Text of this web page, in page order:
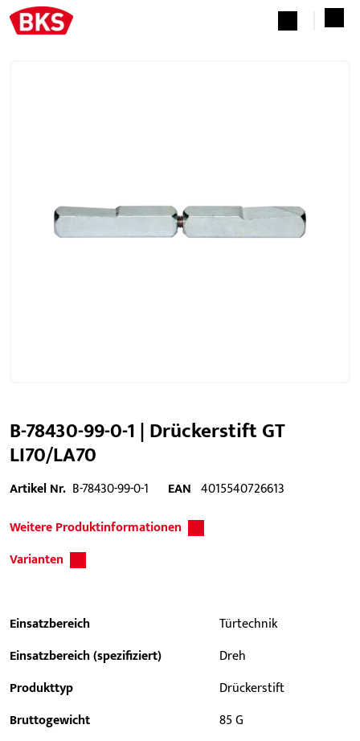
B-78430-99-0-1 | Drückerstift GT
LI70/LA70
Artikel Nr. B-78430-99-0-1 EAN 4015540726613
Weitere Produktinformationen
Varianten
Einsatzbereich
Türtechnik
Einsatzbereich (spezifiziert)
Dreh
Produkttyp
Drückerstift
Bruttogewicht
85 G